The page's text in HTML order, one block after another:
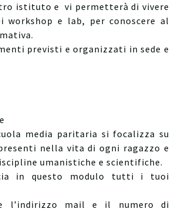
istituto e vi permetterà di vivere
workshop e lab, per conoscere al
previsti e organizzati in sede e
media paritaria si focalizza su
nella vita di ogni ragazzo e
umanistiche e scientifiche.
in questo modulo tutti i tuoi
l’indirizzo mail e il numero di